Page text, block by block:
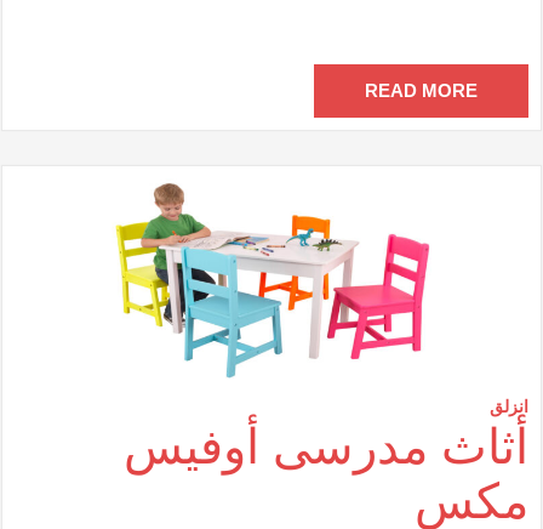
READ MORE
انزلق
أثاث مدرسى أوفيس
مكس